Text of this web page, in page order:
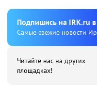
Подпишиcь на IRK.ru
Cамые свежие новости
Читайте нас на других
площадках!